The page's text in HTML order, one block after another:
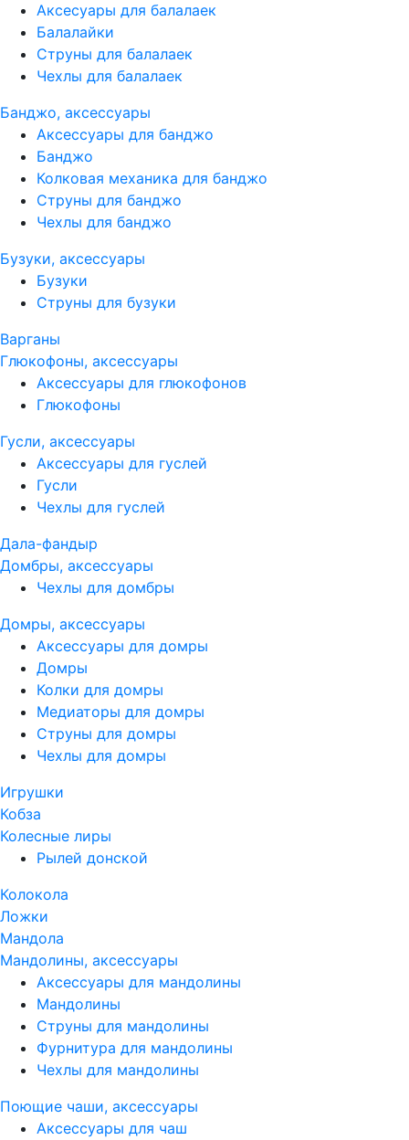
Аксесуары для балалаек
Балалайки
Струны для балалаек
Чехлы для балалаек
Банджо, аксессуары
Аксессуары для банджо
Банджо
Колковая механика для банджо
Струны для банджо
Чехлы для банджо
Бузуки, аксессуары
Бузуки
Струны для бузуки
Варганы
Глюкофоны, аксессуары
Аксессуары для глюкофонов
Глюкофоны
Гусли, аксессуары
Аксессуары для гуслей
Гусли
Чехлы для гуслей
Дала-фандыр
Домбры, аксессуары
Чехлы для домбры
Домры, аксессуары
Аксессуары для домры
Домры
Колки для домры
Медиаторы для домры
Струны для домры
Чехлы для домры
Игрушки
Кобза
Колесные лиры
Рылей донской
Колокола
Ложки
Мандола
Мандолины, аксессуары
Аксессуары для мандолины
Мандолины
Струны для мандолины
Фурнитура для мандолины
Чехлы для мандолины
Поющие чаши, аксессуары
Аксессуары для чаш